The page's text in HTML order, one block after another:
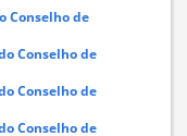
Conselho de
Conselho de
Conselho de
Conselho de